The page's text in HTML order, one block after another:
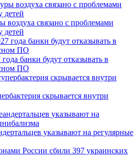
связано с проблемами
детей
банки будут отказывать в
ПО
скрывается внутри
указывают на регулярные